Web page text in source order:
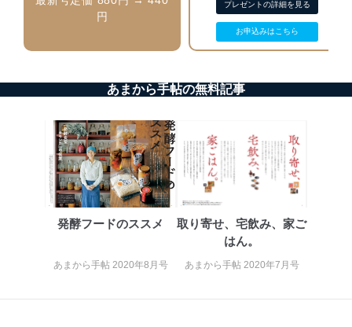
苦情及び相談受付け窓口
貴殿の個人情報及び当社の個人情報保護マネジメントシ
適切、かつ迅速に対応させていただきます。
株式会社富士山マガジンサービス 個人情報問い合わせ
係
TEL：0570-200-223
FAX：03-5459-7073
e-mail：cs@fujisan.co.jp
改訂：2025年2月20日
制定：2005年4月1日
円
プレゼントの詳細を見る
お申込みはこちら
あまから手帖の無料記事
発酵フードのススメ
あまから手帖 2020年8月号
取り寄せ、宅飲み、家ご
はん。
あまから手帖 2020年7月号